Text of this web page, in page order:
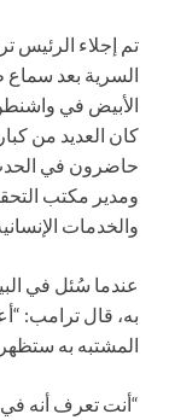
تم إجلاء
السرية بعد
الأبيض في واشنطن،
كان العديد من
حاضرون في
ومدير مكتب
والخدمات
عندما سُئل في
به، قال ترامب:
المشتبه به ستظهر
“أنت تعرف أنه في